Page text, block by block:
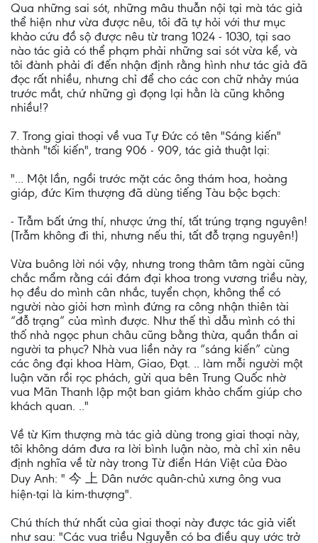
Qua những sai sót, những mâu thuẫn nội tại mà tác giả
thể hiện như vừa được nêu, tôi đã tự hỏi với thư mục
khảo cứu đồ sộ được nêu từ trang 1024 - 1030, tại sao
nào tác giả có thể phạm phải những sai sót vừa kể, và
tôi đành phải đi đến nhận định rằng hình như tác giả đã
đọc rất nhiều, nhưng chỉ để cho các con chữ nhảy múa
trước mắt, chứ những gì đọng lại hẳn là cũng không
nhiều!?
7. Trong giai thoại về vua Tự Đức có tên "Sáng kiến"
thành "tối kiến", trang 906 - 909, tác giả thuật lại:
"... Một lần, ngồi trước mặt các ông thám hoa, hoàng
giáp, đức Kim thượng đã dùng tiếng Tàu bộc bạch:
- Trẫm bất ứng thí, nhược ứng thí, tất trúng trạng nguyên!
(Trẫm không đi thi, nhưng nếu thi, tất đỗ trạng nguyên!)
Vừa buông lời nói vậy, nhưng trong thâm tâm ngài cũng
chắc mẩm rằng cái đám đại khoa trong vương triều này,
họ đều do mình cân nhắc, tuyển chọn, không thể có
người nào giỏi hơn mình đứng ra công nhận thiên tài
“đỗ trạng” của mình được. Như thế thì dẫu mình có thi
thố nhả ngọc phun châu cũng bằng thừa, quần thần ai
người ta phục? Nhà vua liền nảy ra “sáng kiến” cùng
các ông đại khoa Hàm, Giao, Đạt. .. làm mỗi người một
luận văn rồi rọc phách, gửi qua bên Trung Quốc nhờ
vua Mãn Thanh lập một ban giám khảo chấm giúp cho
khách quan. .."
Về từ Kim thượng mà tác giả dùng trong giai thoại này,
tôi không dám đưa ra lời bình luận nào, mà chỉ xin nêu
định nghĩa về từ này trong Từ điển Hán Việt của Đào
Duy Anh: " 今 上 Dân nước quân-chủ xưng ông vua
hiện-tại là kim-thượng".
Chú thích thứ nhất của giai thoại này được tác giả viết
như sau: "Các vua triều Nguyễn có ba điều quy ước trở